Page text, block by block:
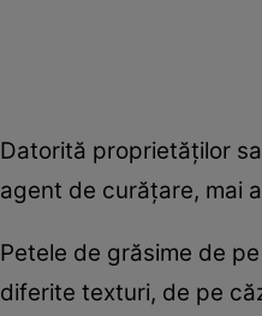
Datorită proprietăţilor
agent de curăţare, mai
Petele de grăsime de
diferite texturi, de pe